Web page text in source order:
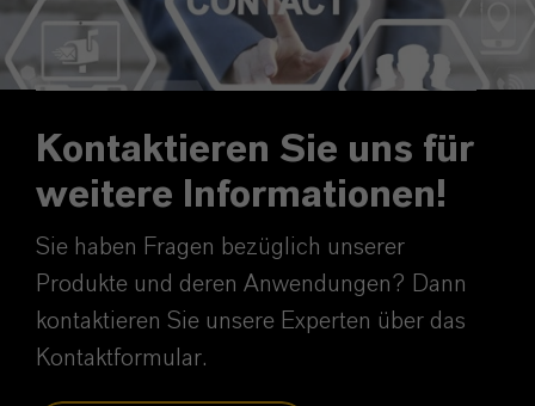
Kontaktieren Sie uns für
weitere Informationen!
Sie haben Fragen bezüglich unserer
Produkte und deren Anwendungen? Dann
kontaktieren Sie unsere Experten über das
Kontaktformular.